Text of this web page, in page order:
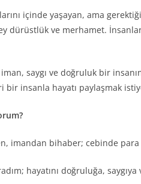
içinde yaşayan, ama
dürüstlük ve merhamet.
saygı ve doğruluk bir
bir insanla hayatı paylaşmak
imandan bihaber; cebinde
hayatını doğruluğa,